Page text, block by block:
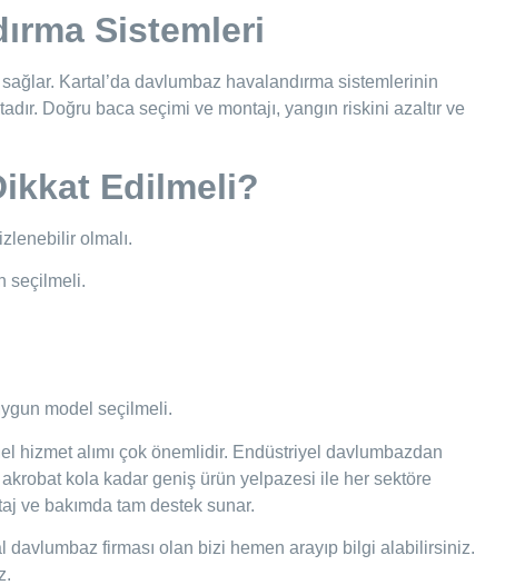
Sistemleri
sağlar. Kartal’da davlumbaz havalandırma sistemlerinin
Doğru baca seçimi ve montajı, yangın riskini azaltır ve
Edilmeli?
olmalı.
seçilmeli.
model seçilmeli.
hizmet alımı çok önemlidir. Endüstriyel davlumbazdan
kola kadar geniş ürün yelpazesi ile her sektöre
ve bakımda tam destek sunar.
davlumbaz firması olan bizi hemen arayıp bilgi alabilirsiniz.